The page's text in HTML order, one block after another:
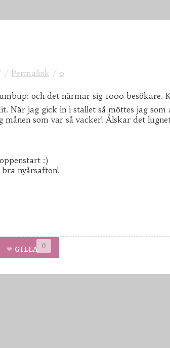
/ Permalink / 0
och det närmar sig 1000
När jag gick in i stallet så möttes jag
som var så vacker! Älskar det
:)
nyårsafton!
0
GILLA